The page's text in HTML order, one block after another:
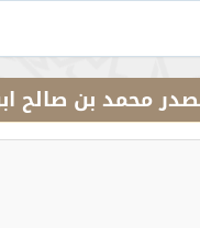
محمد بن صالح